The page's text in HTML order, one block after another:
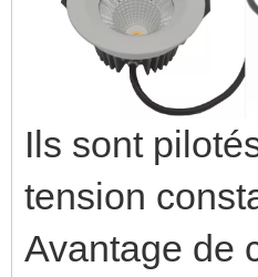
Ils sont
tension
Avantage de